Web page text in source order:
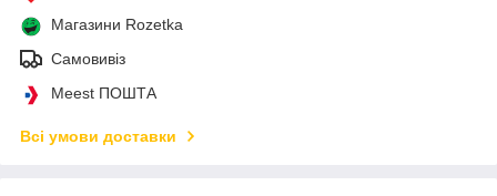
Магазини Rozetka
Самовивіз
Meest ПОШТА
Всі умови доставки